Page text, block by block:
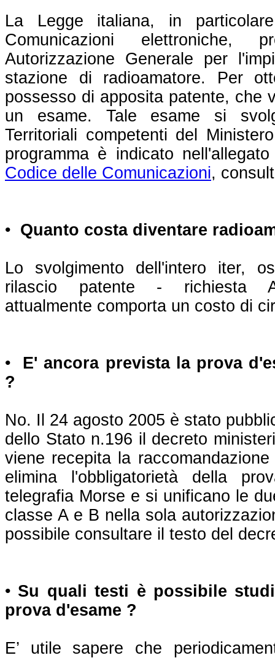
La Legge italiana, in
Comunicazioni
Autorizzazione Generale per
stazione di radioamatore. Per
possesso di apposita patente, che
un esame. Tale esame si
Territoriali competenti del
programma è indicato
Codice delle Comunicazioni,
• Quanto costa diventare
Lo svolgimento dell'intero iter,
rilascio patente - richiesta
attualmente comporta un costo di
• E' ancora prevista la prova
?
No. Il 24 agosto 2005 è stato
dello Stato n.196 il decreto
viene recepita la
elimina l'obbligatorietà della
telegrafia Morse e si unificano le
classe A e B nella sola
possibile consultare il testo del
• Su quali testi è possibile
prova d'esame ?
E’ utile sapere che